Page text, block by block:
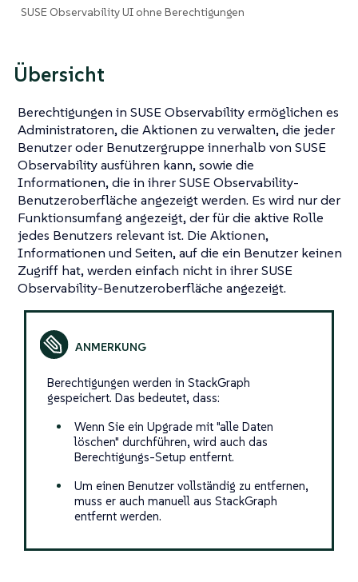
SUSE Observability UI ohne Berechtigungen
Übersicht
Berechtigungen in SUSE Observability ermöglichen es
Administratoren, die Aktionen zu verwalten, die jeder
Benutzer oder Benutzergruppe innerhalb von SUSE
Observability ausführen kann, sowie die
Informationen, die in ihrer SUSE Observability-
Benutzeroberfläche angezeigt werden. Es wird nur der
Funktionsumfang angezeigt, der für die aktive Rolle
jedes Benutzers relevant ist. Die Aktionen,
Informationen und Seiten, auf die ein Benutzer keinen
Zugriff hat, werden einfach nicht in ihrer SUSE
Observability-Benutzeroberfläche angezeigt.
Berechtigungen werden in StackGraph
gespeichert. Das bedeutet, dass:
Wenn Sie ein Upgrade mit "alle Daten
löschen" durchführen, wird auch das
Berechtigungs-Setup entfernt.
Um einen Benutzer vollständig zu entfernen,
muss er auch manuell aus StackGraph
entfernt werden.